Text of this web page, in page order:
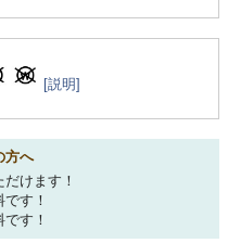
[説明]
方へ
けます！
す！
す！